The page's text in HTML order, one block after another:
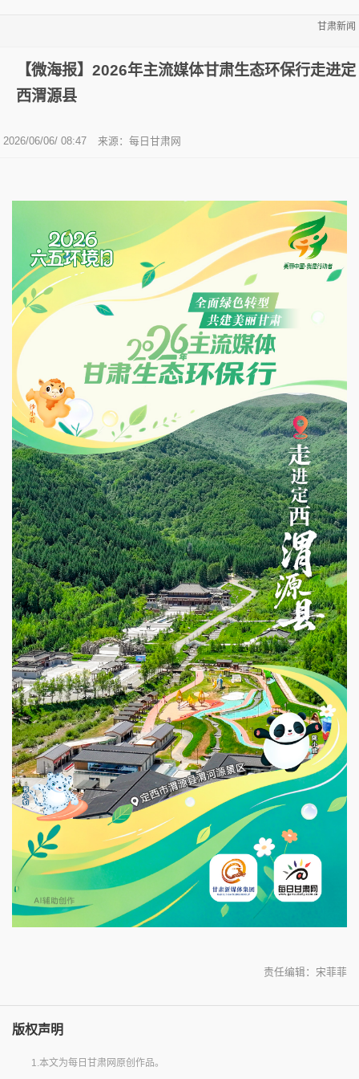
甘肃新闻
【微海报】2026年主流媒体甘肃生态环保行走进定
西渭源县
2026/06/06/ 08:47 来源： 每日甘肃网
责任编辑：宋菲菲
版权声明
1.本文为每日甘肃网原创作品。